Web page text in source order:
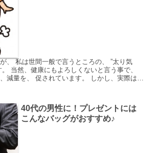
、 私は世間一般で言うところの、 ”太り気
当然、健康にもよろしくないと言う事で、
減量を、 促されています。 しかし、実際はな
40代の男性に！プレゼントには
こんなバッグがおすすめ♪